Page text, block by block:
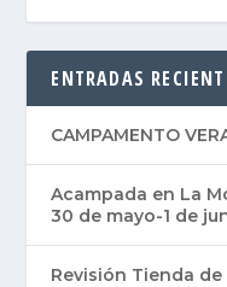
ENTRADAS
CAMPAMENTO
Acampada en La
30 de mayo-1 de
Revisión Tienda de